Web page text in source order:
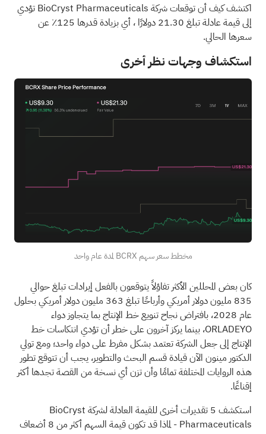
اكتشف كيف أن توقعات شركة BioCryst Pharmaceuticals تؤدي
إلى قيمة عادلة تبلغ 21.30 دولارًا
، أي بزيادة قدرها 125٪ عن
سعرها الحالي.
استكشاف وجهات نظر أخرى
مخطط سعر سهم BCRX لمدة عام واحد
كان بعض المحللين الأكثر تفاؤلاً يتوقعون بالفعل إيرادات تبلغ حوالي
835 مليون دولار أمريكي وأرباحًا تبلغ 363 مليون دولار أمريكي بحلول
عام 2028، بافتراض نجاح تنويع خط الإنتاج بما يتجاوز دواء
ORLADEYO، بينما يركز آخرون على خطر أن تؤدي انتكاسات خط
الإنتاج إلى جعل الشركة تعتمد بشكل مفرط على دواء واحد؛ ومع تولي
الدكتور مينون الآن قيادة قسم البحث والتطوير، يجب أن تتوقع تطور
هذه الروايات المختلفة تمامًا وأن تزن أي نسخة من القصة تجدها أكثر
إقناعًا.
استكشف 5 تقديرات أخرى للقيمة العادلة لشركة BioCryst
Pharmaceuticals
- لماذا قد تكون قيمة السهم أكثر من 8 أضعاف